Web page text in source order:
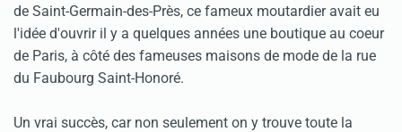
de Saint-Germain-des-Près, ce fameux moutardier avait eu
l'idée d'ouvrir il y a quelques années une boutique au coeur
de Paris, à côté des fameuses maisons de mode de la rue
du Faubourg Saint-Honoré.
Un vrai succès, car non seulement on y trouve toute la